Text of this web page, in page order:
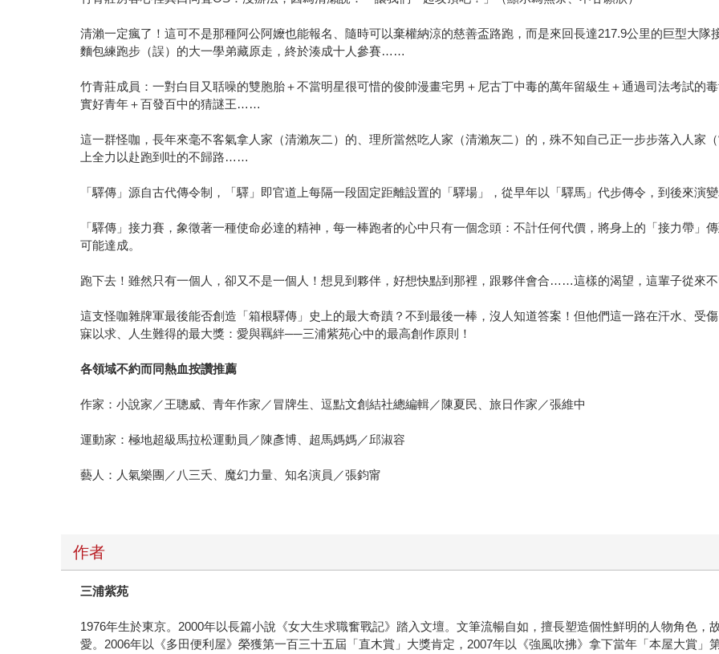
清瀨一定瘋了！這可不是那種阿公阿嬤也能報名、隨時可以棄權納涼的慈善盃路跑，而是來回長達217.9公里的巨型大
麵包練跑步（誤）的大一學弟藏原走，終於湊成十人參賽……
竹青莊成員：一對白目又聒噪的雙胞胎＋不當明星很可惜的俊帥漫畫宅男＋尼古丁中毒的萬年留級生＋通過司法考試的
實好青年＋百發百中的猜謎王……
這一群怪咖，長年來毫不客氣拿人家（清瀨灰二）的、理所當然吃人家（清瀨灰二）的，殊不知自己正一步步落入人家
上全力以赴跑到吐的不歸路……
「驛傳」源自古代傳令制，「驛」即官道上每隔一段固定距離設置的「驛場」，從早年以「驛馬」代步傳令，到後來演
「驛傳」接力賽，象徵著一種使命必達的精神，每一棒跑者的心中只有一個念頭：不計任何代價，將身上的「接力帶」
可能達成。
跑下去！雖然只有一個人，卻又不是一個人！想見到夥伴，好想快點到那裡，跟夥伴會合……這樣的渴望，這輩子從來不
這支怪咖雜牌軍最後能否創造「箱根驛傳」史上的最大奇蹟？不到最後一棒，沒人知道答案！但他們這一路在汗水、受
寐以求、人生難得的最大獎：愛與羈絆──三浦紫苑心中的最高創作原則！
各領域不約而同熱血按讚推薦
作家：小說家／王聰威、青年作家／冒牌生、逗點文創結社總編輯／陳夏民、旅日作家／張維中
運動家：極地超級馬拉松運動員／陳彥博、超馬媽媽／邱淑容
藝人：人氣樂團／八三夭、魔幻力量、知名演員／張鈞甯
作者
三浦紫苑
1976年生於東京。2000年以長篇小說《女大生求職奮戰記》踏入文壇。文筆流暢自如，擅長塑造個性鮮明的人物角色，
愛。2006年以《多田便利屋》榮獲第一百三十五屆「直木賞」大獎肯定，2007年以《強風吹拂》拿下當年「本屋大賞」